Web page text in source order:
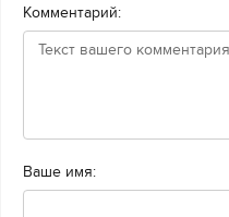
Комментарий:
Ваше имя: